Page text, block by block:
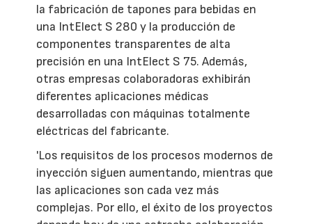
la fabricación de tapones para bebidas en
una IntElect S 280 y la producción de
componentes transparentes de alta
precisión en una IntElect S 75. Además,
otras empresas colaboradoras exhibirán
diferentes aplicaciones médicas
desarrolladas con máquinas totalmente
eléctricas del fabricante.
'Los requisitos de los procesos modernos de
inyección siguen aumentando, mientras que
las aplicaciones son cada vez más
complejas. Por ello, el éxito de los proyectos